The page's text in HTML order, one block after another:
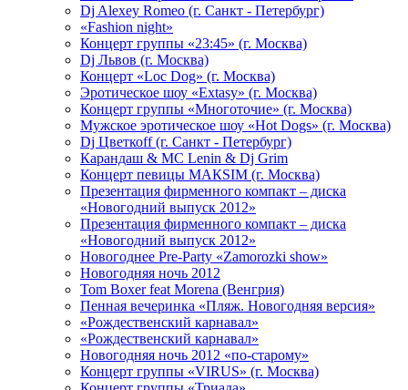
Dj Alexey Romeo (г. Санкт - Петербург)
«Fashion night»
Концерт группы «23:45» (г. Москва)
Dj Львов (г. Москва)
Концерт «Loc Dog» (г. Москва)
Эротическое шоу «Extasy» (г. Москва)
Концерт группы «Многоточие» (г. Москва)
Мужское эротическое шоу «Hot Dogs» (г. Москва)
Dj Цветкоff (г. Санкт - Петербург)
Карандаш & МС Lenin & Dj Grim
Концерт певицы МАКSIМ (г. Москва)
Презентация фирменного компакт – диска
«Новогодний выпуск 2012»
Презентация фирменного компакт – диска
«Новогодний выпуск 2012»
Новогоднее Pre-Party «Zamorozki show»
Новогодняя ночь 2012
Tom Boxer feat Morena (Венгрия)
Пенная вечеринка «Пляж. Новогодняя версия»
«Рождественский карнавал»
«Рождественский карнавал»
Новогодняя ночь 2012 «по-старому»
Концерт группы «VIRUS» (г. Москва)